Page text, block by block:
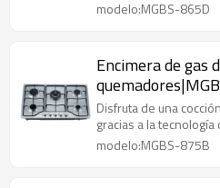
modelo:MGBS-865D
Encimera de gas
Disfruta de una
gracias a la
modelo:MGBS-875B